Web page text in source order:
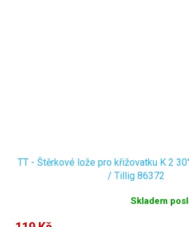
TT - Štěrkové lože pro křižovatku K 2
/ Tillig 86372
Skladem